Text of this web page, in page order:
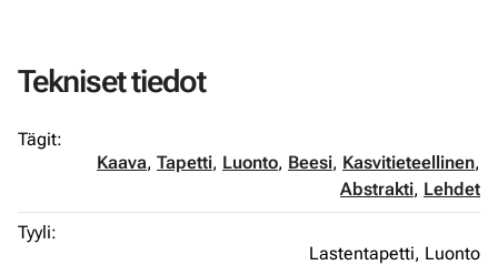
Tekniset tiedot
Tägit:
Kaava, Tapetti, Luonto, Beesi, Kasvitieteellinen,
Abstrakti, Lehdet
Tyyli:
Lastentapetti, Luonto